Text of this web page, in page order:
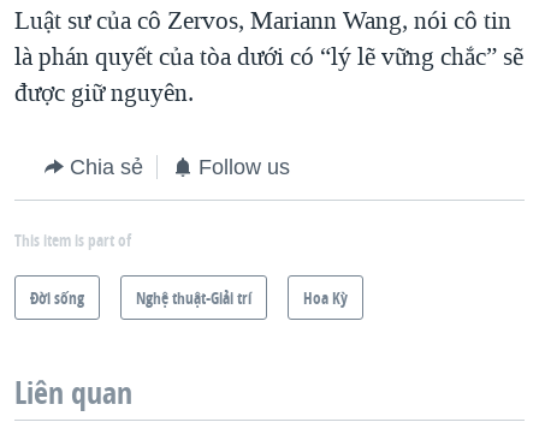
Luật sư của cô Zervos, Mariann Wang, nói cô tin
là phán quyết của tòa dưới có “lý lẽ vững chắc” sẽ
được giữ nguyên.
Chia sẻ Follow us
This item is part of
Ðời sống Nghệ thuật-Giải trí Hoa Kỳ
Liên quan